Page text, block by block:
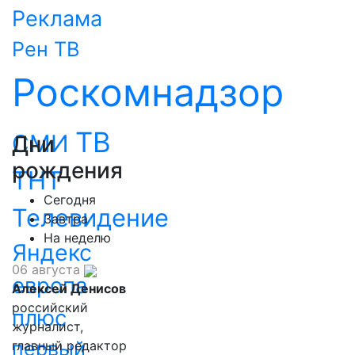
Реклама
Рен ТВ
Роскомнадзор
СМИ ТВ
ТНТ
Телевидение
Яндекс
европа
плюс
первый
Дни
рождения
Сегодня
Завтра
На неделю
06 августа
Алексей Денисов
российский
журналист,
главный редактор